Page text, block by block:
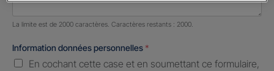
Nombre de caractères restants :2000 caractères restants
La limite est de 2000 caractères. Caractères restants : 2000.
Information données personnelles *
En cochant cette case et en soumettant ce formulaire,